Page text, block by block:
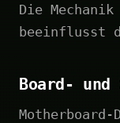
Die
beeinflusst
Board- und
Motherboard-